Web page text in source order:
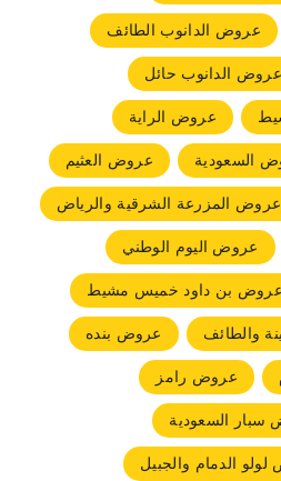
عروض الدانوب الطائف
عروض الدانوب حائل
عروض الراية
السعودية
عروض العثيم
عروض المزرعة الشرقية والرياض
عروض اليوم الوطني
عروض بن داود خميس مشيط
والطائف
عروض بنده
عروض رامز
سبار السعودية
الدمام والجبيل